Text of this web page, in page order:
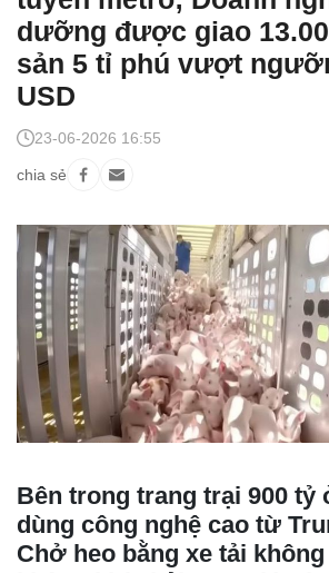
dưỡng được giao
sản 5 tỉ phú vượt
USD
chia sẻ
23-06-2026 16:55
Bên trong trang trại 900 tỷ
dùng công nghệ cao từ
Chở heo bằng xe tải